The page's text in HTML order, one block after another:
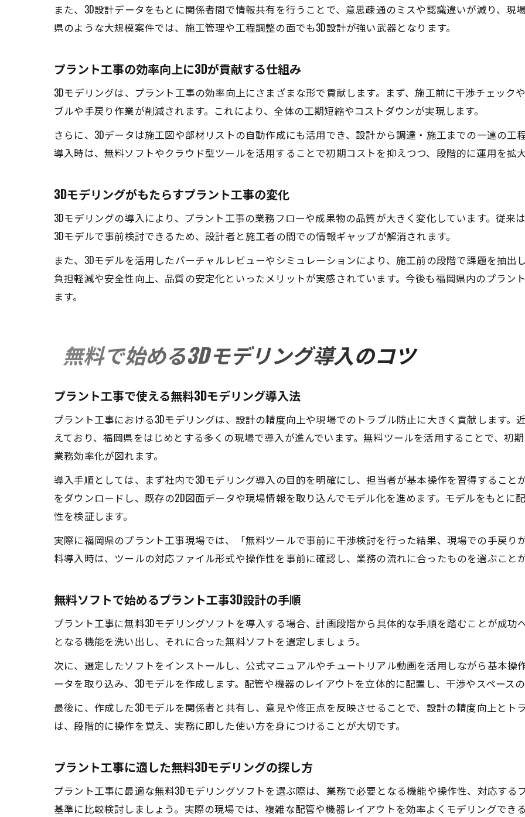
初心者が始めやすいプラント工事の3D導入手順
プラント工事初心者必見の3Dモデリング選定法
初めてのプラント工事3D導入で確認すべきこと
プラント工事3D導入時のよくある疑問と対策
仕事に役立つ最新3Dモデリング活用例
プラント工事の現場で役立つ3D活用事例集
最新3Dモデリングがプラント工事で活躍する場面
プラント工事現場が変わる3Dモデリングの実践例
また、3D設計データをもとに関係者間で情報共有を行うことで、意思疎通のミスや認識違いが減り、現
県のような大規模案件では、施工管理や工程調整の面でも3D設計が強い武器となります。
プラント工事の効率向上に3Dが貢献する仕組み
3Dモデリングは、プラント工事の効率向上にさまざまな形で貢献します。まず、施工前に干渉チェッ
ブルや手戻り作業が削減されます。これにより、全体の工期短縮やコストダウンが実現します。
さらに、3Dデータは施工図や部材リストの自動作成にも活用でき、設計から調達・施工までの一連の
導入時は、無料ソフトやクラウド型ツールを活用することで初期コストを抑えつつ、段階的に運用を拡
3Dモデリングがもたらすプラント工事の変化
3Dモデリングの導入により、プラント工事の業務フローや成果物の品質が大きく変化しています。従来
3Dモデルで事前検討できるため、設計者と施工者の間での情報ギャップが解消されます。
また、3Dモデルを活用したバーチャルレビューやシミュレーションにより、施工前の段階で課題を抽
負担軽減や安全性向上、品質の安定化といったメリットが実感されています。今後も福岡県内のプラン
ます。
無料で始める3Dモデリング導入のコツ
プラント工事で使える無料3Dモデリング導入法
プラント工事における3Dモデリングは、設計の精度向上や現場でのトラブル防止に大きく貢献します。
えており、福岡県をはじめとする多くの現場で導入が進んでいます。無料ツールを活用することで、初
業務効率化が図れます。
導入手順としては、まず社内で3Dモデリング導入の目的を明確にし、担当者が基本操作を習得すること
をダウンロードし、既存の2D図面データや現場情報を取り込んでモデル化を進めます。モデルをもと
性を検証します。
実際に福岡県のプラント工事現場では、「無料ツールで事前に干渉検討を行った結果、現場での手戻り
料導入時は、ツールの対応ファイル形式や操作性を事前に確認し、業務の流れに合ったものを選ぶこと
無料ソフトで始めるプラント工事3D設計の手順
プラント工事に無料3Dモデリングソフトを導入する場合、計画段階から具体的な手順を踏むことが成
となる機能を洗い出し、それに合った無料ソフトを選定しましょう。
次に、選定したソフトをインストールし、公式マニュアルやチュートリアル動画を活用しながら基本操
ータを取り込み、3Dモデルを作成します。配管や機器のレイアウトを立体的に配置し、干渉やスペース
最後に、作成した3Dモデルを関係者と共有し、意見や修正点を反映させることで、設計の精度向上とト
は、段階的に操作を覚え、実務に即した使い方を身につけることが大切です。
プラント工事に適した無料3Dモデリングの探し方
プラント工事に最適な無料3Dモデリングソフトを選ぶ際は、業務で必要となる機能や操作性、対応す
基準に比較検討しましょう。実際の現場では、複雑な配管や機器レイアウトを効率よくモデリングでき